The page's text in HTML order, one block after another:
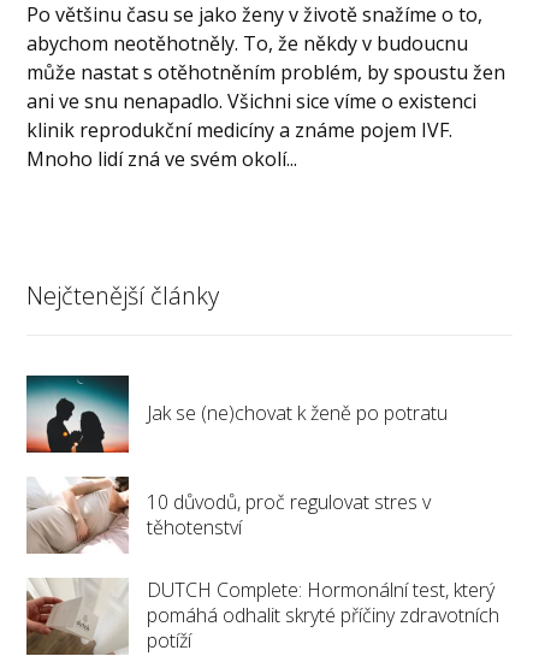
Po většinu času se jako ženy v životě snažíme o to,
abychom neotěhotněly. To, že někdy v budoucnu
může nastat s otěhotněním problém, by spoustu žen
ani ve snu nenapadlo. Všichni sice víme o existenci
klinik reprodukční medicíny a známe pojem IVF.
Mnoho lidí zná ve svém okolí...
Nejčtenější články
Jak se (ne)chovat k ženě po potratu
10 důvodů, proč regulovat stres v
těhotenství
DUTCH Complete: Hormonální test, který
pomáhá odhalit skryté příčiny zdravotních
potíží